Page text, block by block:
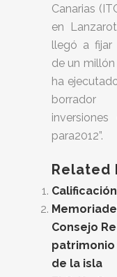
Canarias
en
llegó a fijar
de un
ha
para2012”.
Related
Consejo
de la isla